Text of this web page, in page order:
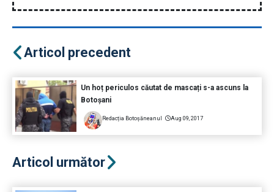
Articol precedent
Un hoț periculos căutat de mascați s-a ascuns la
Botoșani
Redacția Botoșăneanul Aug 09, 2017
Articol următor